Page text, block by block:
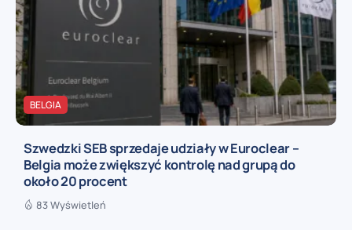
BELGIA
Szwedzki SEB sprzedaje udziały w Euroclear –
Belgia może zwiększyć kontrolę nad grupą do
około 20 procent
83 Wyświetleń